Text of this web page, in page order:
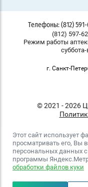
Телефоны: (812) 591-
(812) 597-
Режим работы
г. Санкт-
© 2021 - 2026
Этот сайт использует
просматривать его, Вы
персональных данных
программы
обработки файлов куки